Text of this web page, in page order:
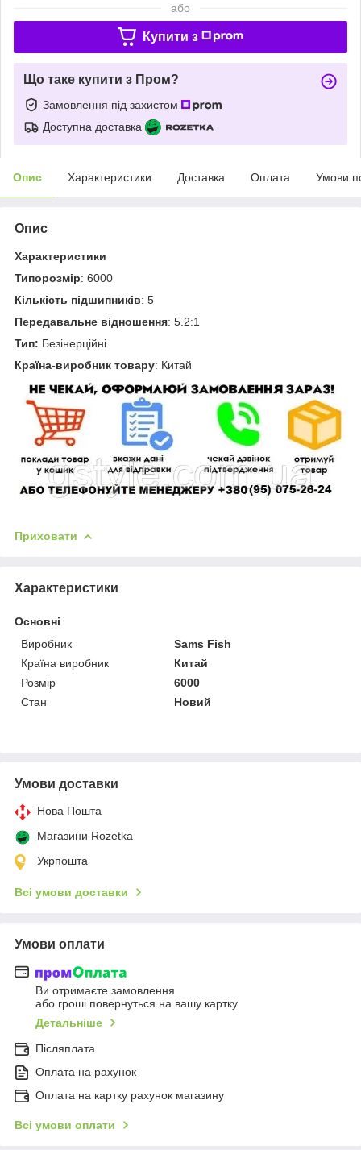
або
Купити з
Що таке купити з Пром?
Замовлення під захистом
Доступна доставка
Опис Характеристики Доставка Оплата Умови
Опис
Характеристики
Типорозмір: 6000
Кількість підшипників: 5
Передавальне відношення: 5.2:1
Тип: Безінерційні
Країна-виробник товару: Китай
Приховати
Характеристики
Основні
Виробник
Sams Fish
Країна виробник
Китай
Розмір
6000
Стан
Новий
Умови доставки
Нова Пошта
Магазини Rozetka
Укрпошта
Всі умови доставки
Умови оплати
Ви отримаєте замовлення
або гроші повернуться на вашу картку
Детальніше
Післяплата
Оплата на рахунок
Оплата на картку рахунок магазину
Всі умови оплати